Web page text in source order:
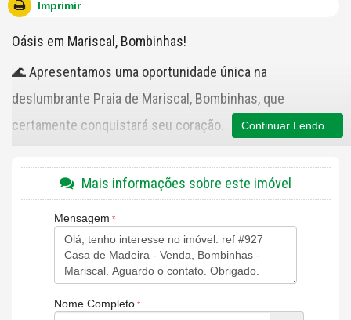
Imprimir
Oásis em Mariscal, Bombinhas!
🌊 Apresentamos uma oportunidade única na
deslumbrante Praia de Mariscal, Bombinhas, que
certamente conquistará seu coração.
📐 Com uma generosa metragem de 925 m², este terreno
é um verdadeiro tesouro à beira-mar.
🏡 Além disso, uma charmosa casa estilo chalé com 2
dormitórios e 1 banheiro, 2 lavabo, está à sua disposição,
Continuar Lendo...
Mais informações sobre este imóvel
Mensagem
Nome Completo